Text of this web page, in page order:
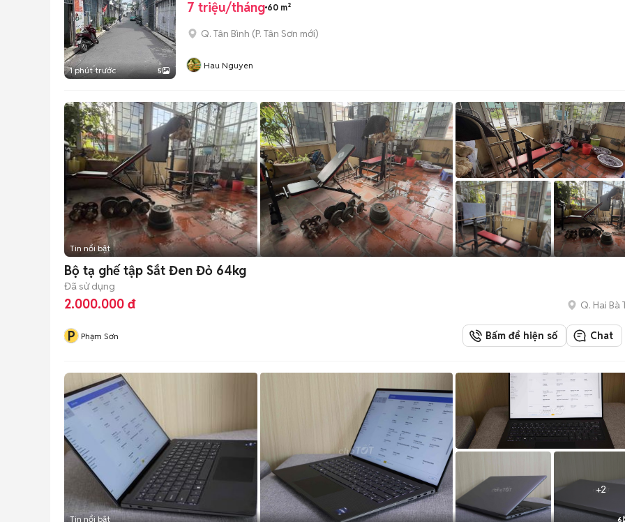
1 phút trước 5
7 triệu/tháng 60 m²
Q. Tân Bình (P. Tân Sơn mới)
Hau Nguyen
Tin nổi bật
Bộ tạ ghế tập Sắt Đen Đỏ 64kg
Đã sử dụng
2.000.000 đ Q. Hai Bà
P Phạm Sơn Bấm để hiện số Chat
+2
Tin nổi bật 6